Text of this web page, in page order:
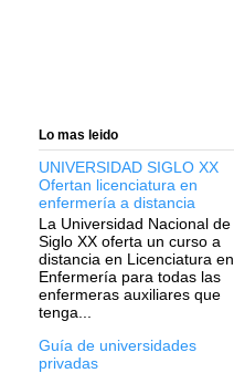
Lo mas leido
UNIVERSIDAD SIGLO XX
Ofertan licenciatura en
enfermería a distancia
La Universidad Nacional de
Siglo XX oferta un curso a
distancia en Licenciatura en
Enfermería para todas las
enfermeras auxiliares que
tenga...
Guía de universidades
privadas